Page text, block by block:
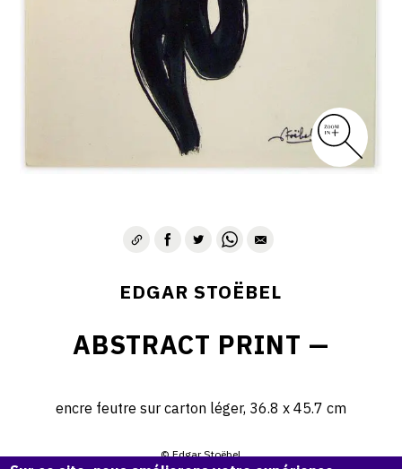
EDGAR STOËBEL
ABSTRACT PRINT —
encre feutre sur carton léger, 36.8 x 45.7 cm
© Edgar Stoëbel